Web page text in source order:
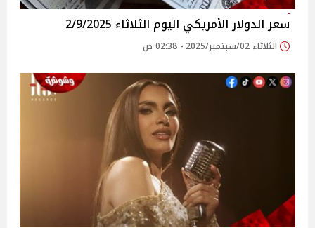
سعر الدولار الأمريكي اليوم الثلاثاء 2/9/2025
الثلاثاء 02/سبتمبر/2025 - 02:38 ص